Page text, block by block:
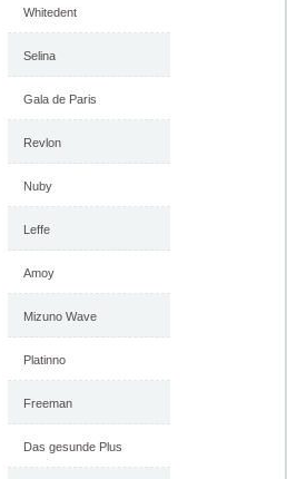
Whitedent
Selina
Gala de Paris
Revlon
Nuby
Leffe
Amoy
Mizuno Wave
Platinno
Freeman
Das gesunde Plus